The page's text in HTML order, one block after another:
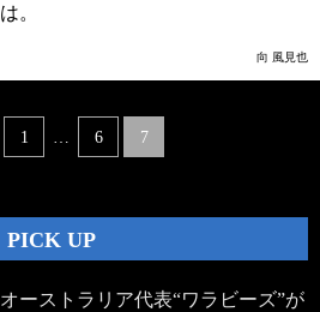
は。
向 風見也
1 6 7
PICK UP
オーストラリア代表“ワラビーズ”が